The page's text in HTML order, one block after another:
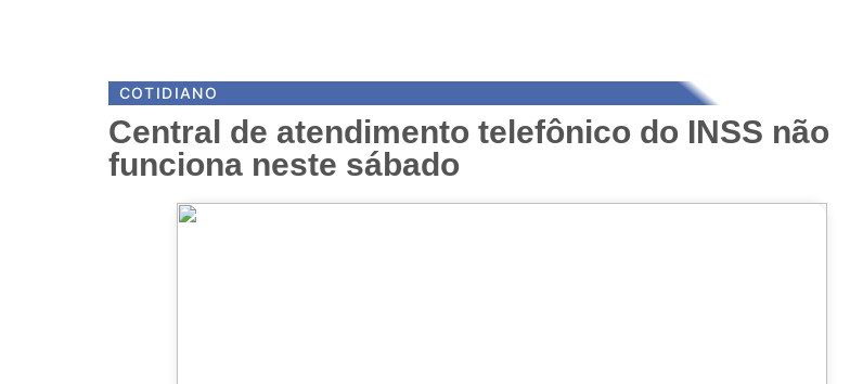
COTIDIANO
Central de atendimento telefônico do INSS não
funciona neste sábado